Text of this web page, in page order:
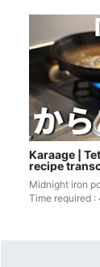
Karaage |
recipe
Midnight iron
Time required